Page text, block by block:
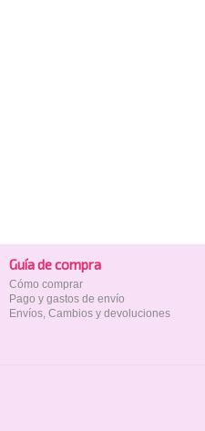
Guía de compra
Cómo comprar
Pago y gastos de envío
Envíos, Cambios y devoluciones